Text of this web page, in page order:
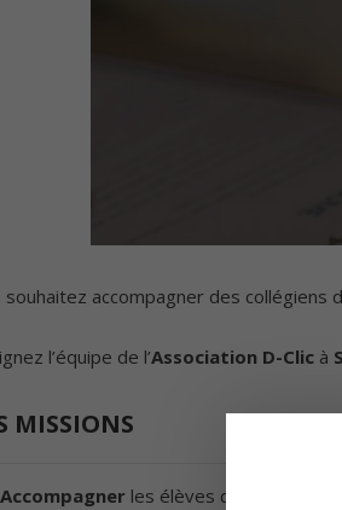
souhaitez accompagner des
l’équipe de l’Association D-Clic à
MISSIONS
Accompagner les élèves dans leurs